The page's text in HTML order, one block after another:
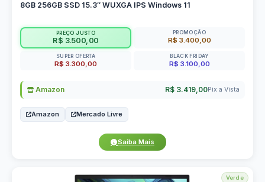
8GB 256GB SSD 15.3″ WUXGA IPS Windows 11
PREÇO JUSTO
R$ 3.500,00
PROMOÇÃO
R$ 3.400,00
SUPER OFERTA
R$ 3.300,00
BLACK FRIDAY
R$ 3.100,00
Amazon R$ 3.419,00Pix a Vista
Amazon Mercado Livre
Saiba Mais
Verde